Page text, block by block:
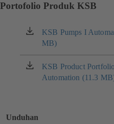
Portofolio Produk KSB
KSB Pumps I
MB)
(terbuka
di
tab
baru)
KSB Product
Automation (11.3
(terbuka
di
Unduhan